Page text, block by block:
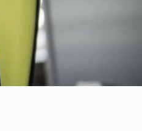
China 中文
Poland polski